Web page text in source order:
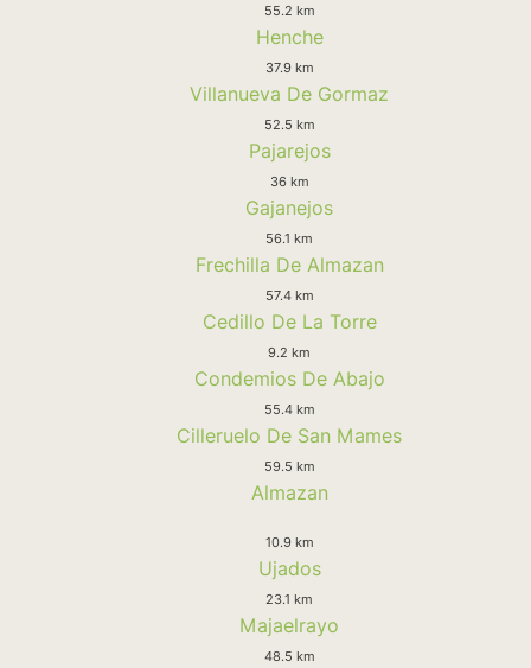
55.2 km
Henche
37.9 km
Villanueva De Gormaz
52.5 km
Pajarejos
36 km
Gajanejos
56.1 km
Frechilla De Almazan
57.4 km
Cedillo De La Torre
9.2 km
Condemios De Abajo
55.4 km
Cilleruelo De San Mames
59.5 km
Almazan
10.9 km
Ujados
23.1 km
Majaelrayo
48.5 km